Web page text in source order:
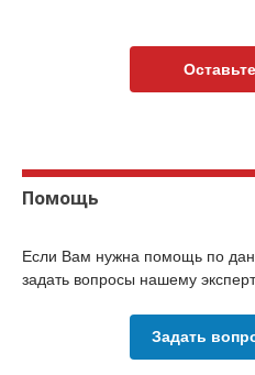
Помощь
Если Вам нужна помощь по
задать вопросы нашему
Задать